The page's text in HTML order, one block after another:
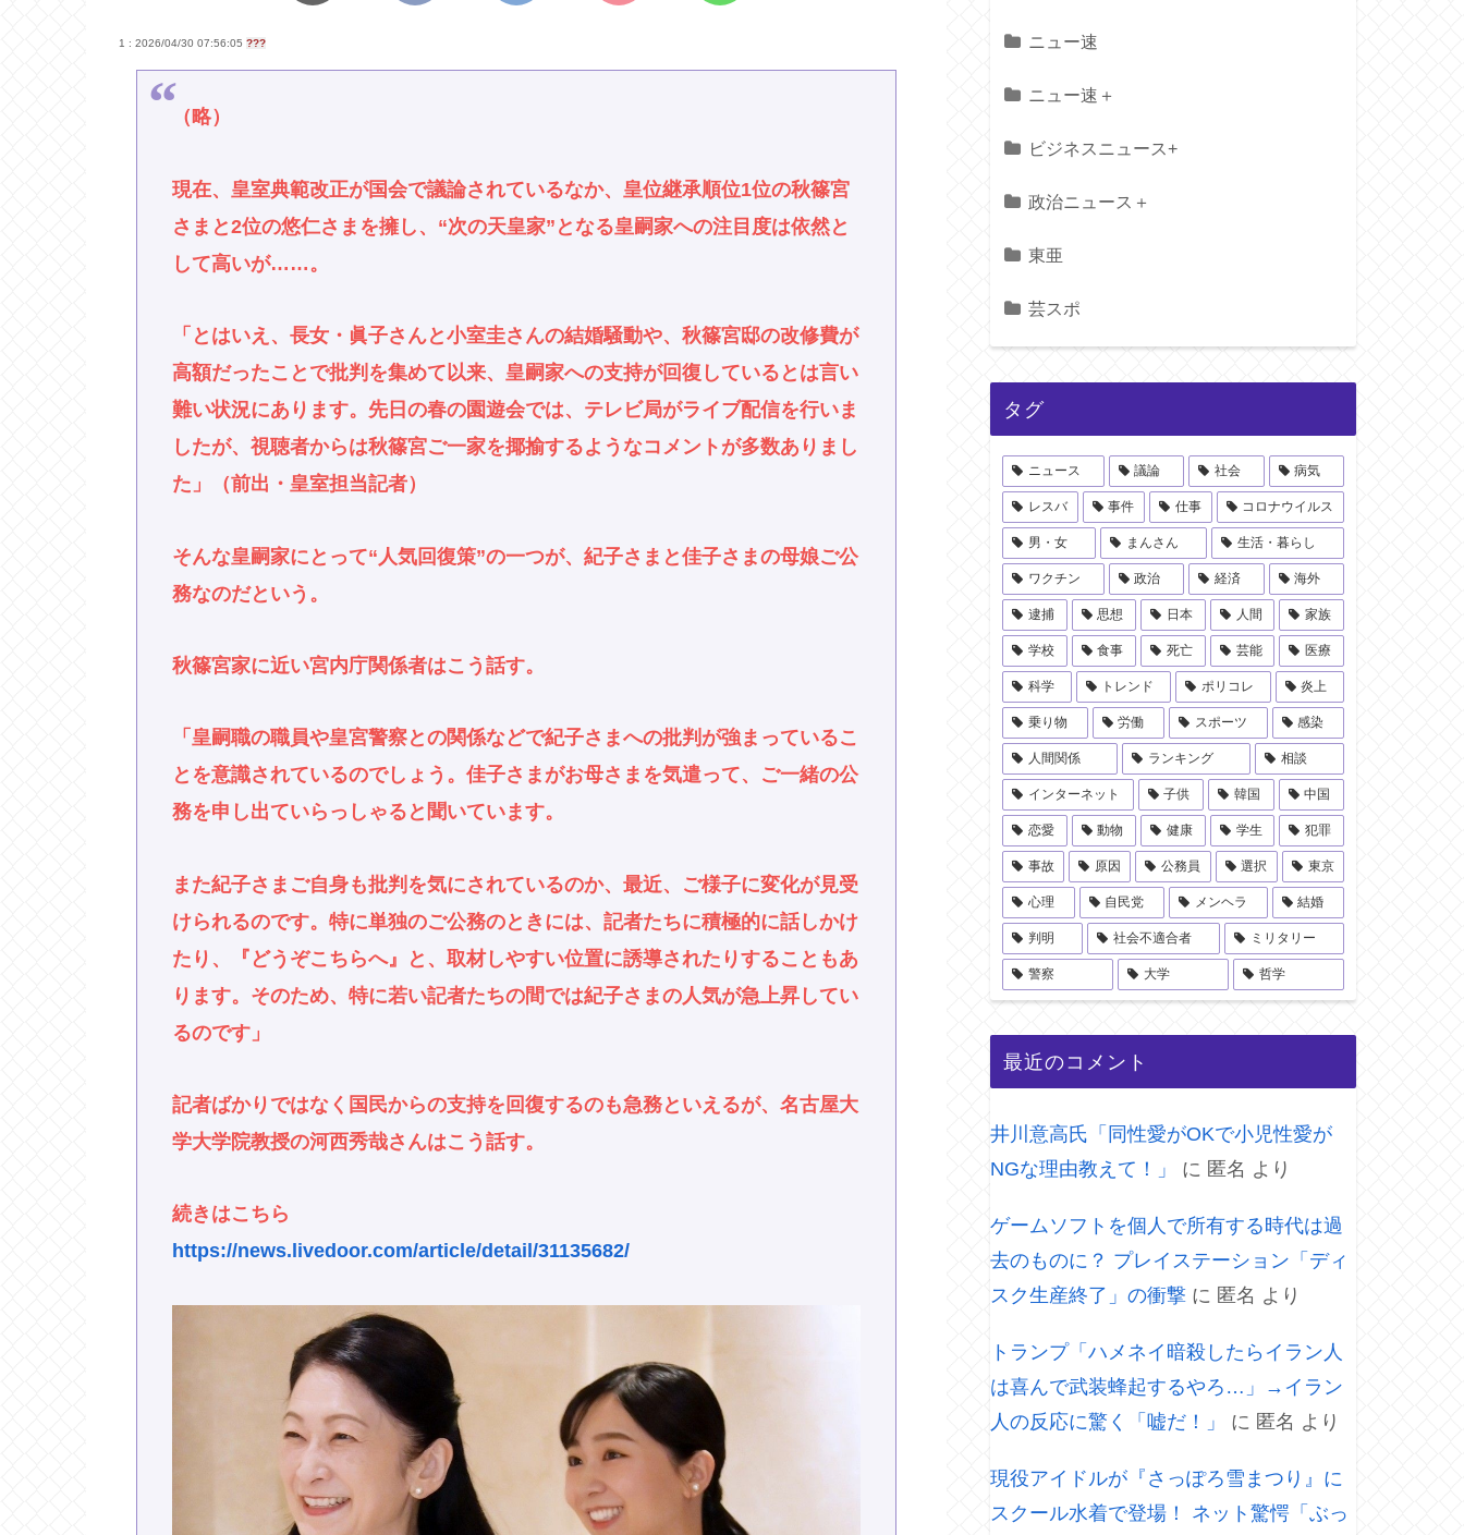
1 : 2026/04/30 07:56:05 ???
（略）
現在、皇室典範改正が国会で議論されているなか、皇位継承順位1位の秋篠宮
さまと2位の悠仁さまを擁し、“次の天皇家”となる皇嗣家への注目度は依然と
して高いが……。
「とはいえ、長女・眞子さんと小室圭さんの結婚騒動や、秋篠宮邸の改修費が
高額だったことで批判を集めて以来、皇嗣家への支持が回復しているとは言い
難い状況にあります。先日の春の園遊会では、テレビ局がライブ配信を行いま
したが、視聴者からは秋篠宮ご一家を揶揄するようなコメントが多数ありまし
た」（前出・皇室担当記者）
そんな皇嗣家にとって“人気回復策”の一つが、紀子さまと佳子さまの母娘ご公
務なのだという。
秋篠宮家に近い宮内庁関係者はこう話す。
「皇嗣職の職員や皇宮警察との関係などで紀子さまへの批判が強まっているこ
とを意識されているのでしょう。佳子さまがお母さまを気遣って、ご一緒の公
務を申し出ていらっしゃると聞いています。
また紀子さまご自身も批判を気にされているのか、最近、ご様子に変化が見受
けられるのです。特に単独のご公務のときには、記者たちに積極的に話しかけ
たり、『どうぞこちらへ』と、取材しやすい位置に誘導されたりすることもあ
ります。そのため、特に若い記者たちの間では紀子さまの人気が急上昇してい
るのです」
記者ばかりではなく国民からの支持を回復するのも急務といえるが、名古屋大
学大学院教授の河西秀哉さんはこう話す。
続きはこちら
https://news.livedoor.com/article/detail/31135682/
ニュー速
ニュー速＋
ビジネスニュース+
政治ニュース＋
東亜
芸スポ
タグ
ニュース 議論 社会 病気
レスバ 事件 仕事 コロナウイルス
男・女 まんさん 生活・暮らし
ワクチン 政治 経済 海外
逮捕 思想 日本 人間 家族
学校 食事 死亡 芸能 医療
科学 トレンド ポリコレ 炎上
乗り物 労働 スポーツ 感染
人間関係 ランキング 相談
インターネット 子供 韓国 中国
恋愛 動物 健康 学生 犯罪
事故 原因 公務員 選択 東京
心理 自民党 メンヘラ 結婚
判明 社会不適合者 ミリタリー
警察 大学 哲学
最近のコメント
井川意高氏「同性愛がOKで小児性愛が
NGな理由教えて！」
に 匿名 より
ゲームソフトを個人で所有する時代は過
去のものに？ プレイステーション「ディ
スク生産終了」の衝撃 に 匿名 より
トランプ「ハメネイ暗殺したらイラン人
は喜んで武装蜂起するやろ…」→イラン
人の反応に驚く「嘘だ！」
に 匿名 より
現役アイドルが『さっぽろ雪まつり』に
スクール水着で登場！ ネット驚愕「ぶっ